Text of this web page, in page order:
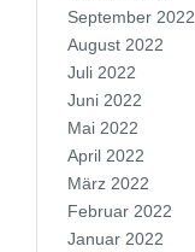
September 2022
August 2022
Juli 2022
Juni 2022
Mai 2022
April 2022
März 2022
Februar 2022
Januar 2022